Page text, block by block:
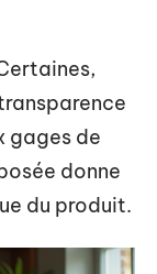
gages de
donne
du produit.